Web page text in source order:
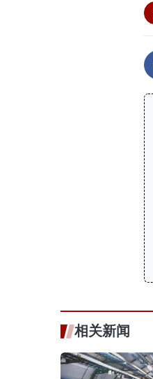
相关新闻